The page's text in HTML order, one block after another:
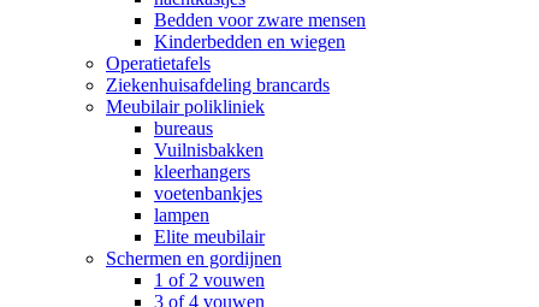
Bedden voor zware mensen
Kinderbedden en wiegen
Operatietafels
Ziekenhuisafdeling brancards
Meubilair polikliniek
bureaus
Vuilnisbakken
kleerhangers
voetenbankjes
lampen
Elite meubilair
Schermen en gordijnen
1 of 2 vouwen
3 of 4 vouwen